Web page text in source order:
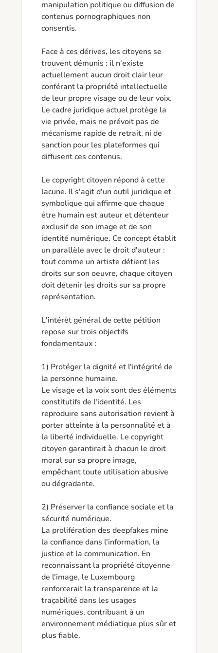
manipulation politique ou diffusion de
contenus pornographiques non
consentis.
Face à ces dérives, les citoyens se
trouvent démunis : il n'existe
actuellement aucun droit clair leur
conférant la propriété intellectuelle
de leur propre visage ou de leur voix.
Le cadre juridique actuel protège la
vie privée, mais ne prévoit pas de
mécanisme rapide de retrait, ni de
sanction pour les plateformes qui
diffusent ces contenus.
Le copyright citoyen répond à cette
lacune. Il s'agit d'un outil juridique et
symbolique qui affirme que chaque
être humain est auteur et détenteur
exclusif de son image et de son
identité numérique. Ce concept établit
un parallèle avec le droit d'auteur :
tout comme un artiste détient les
droits sur son oeuvre, chaque citoyen
doit détenir les droits sur sa propre
représentation.
L'intérêt général de cette pétition
repose sur trois objectifs
fondamentaux :
1) Protéger la dignité et l'intégrité de
la personne humaine.
Le visage et la voix sont des éléments
constitutifs de l'identité. Les
reproduire sans autorisation revient à
porter atteinte à la personnalité et à
la liberté individuelle. Le copyright
citoyen garantirait à chacun le droit
moral sur sa propre image,
empêchant toute utilisation abusive
ou dégradante.
2) Préserver la confiance sociale et la
sécurité numérique.
La prolifération des deepfakes mine
la confiance dans l'information, la
justice et la communication. En
reconnaissant la propriété citoyenne
de l'image, le Luxembourg
renforcerait la transparence et la
traçabilité dans les usages
numériques, contribuant à un
environnement médiatique plus sûr et
plus fiable.